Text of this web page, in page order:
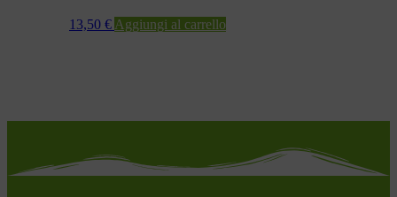
13,50 € Aggiungi al carrello